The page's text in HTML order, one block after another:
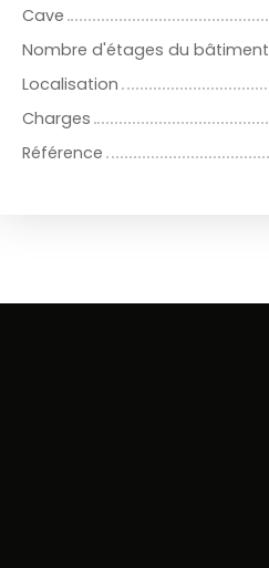
Cave
Nombre d'étages du bâtiment
Localisation
Charges
Référence